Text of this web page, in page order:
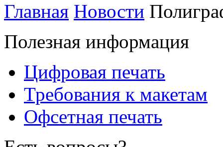
Главная Новости
Полезная информация
Цифровая печать
Требования к макетам
Офсетная печать